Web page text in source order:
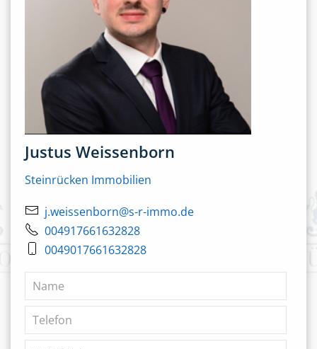
Justus Weissenborn
Steinrücken Immobilien
j.weissenborn@s-r-immo.de
004917661632828
0049017661632828